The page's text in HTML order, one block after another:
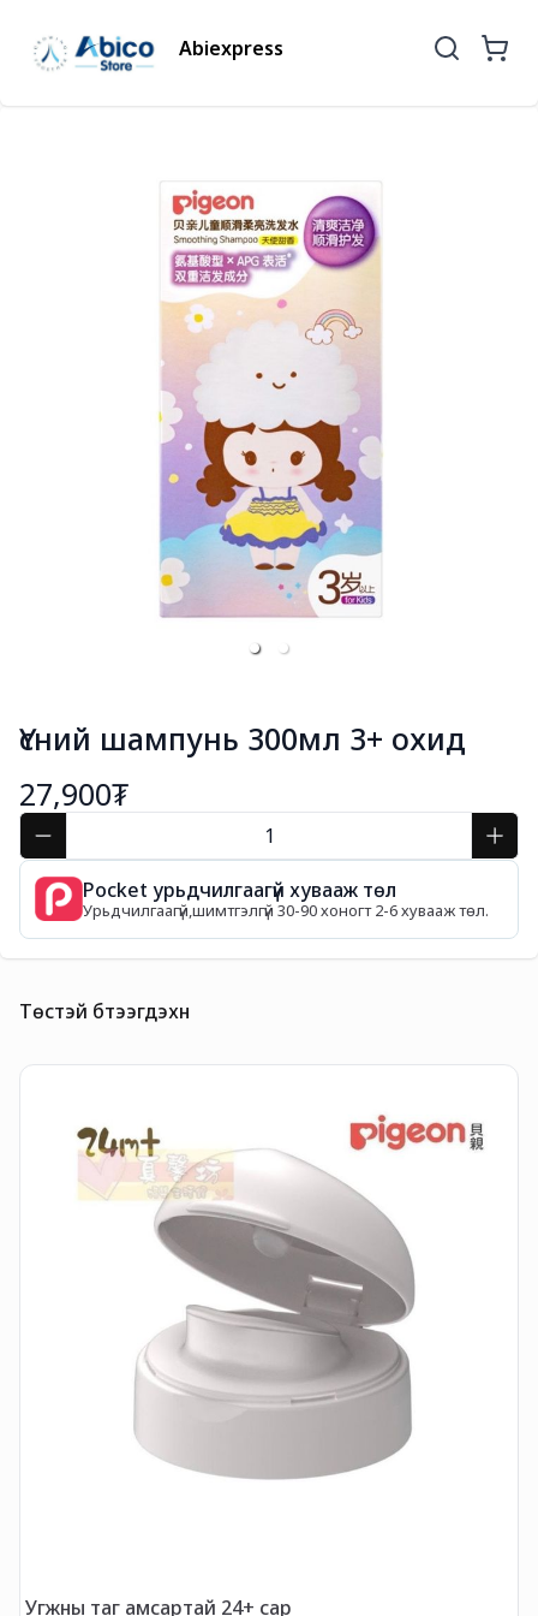
Abiexpress
Үсний шампунь 300мл 3+ охид
27,900₮
Pocket урьдчилгаагүй хувааж төл
Урьдчилгаагүй,шимтгэлгүй 30-90 хоногт 2-6 хувааж төл.
Төстэй бүтээгдэхүүн
Угжны таг амсартай 24+ сар